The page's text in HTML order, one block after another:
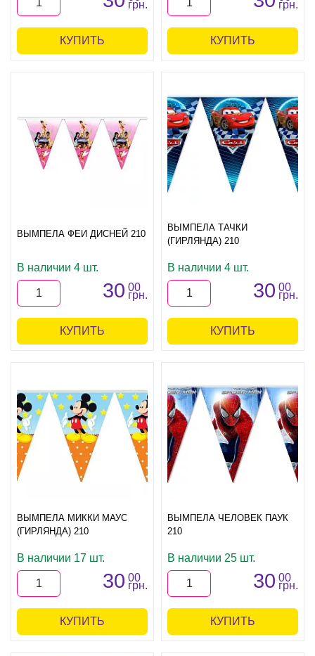
грн.
КУПИТЬ
грн.
КУПИТЬ
ВЫМПЕЛА ФЕИ ДИСНЕЙ 210
В наличии 4 шт.
30 00
грн.
КУПИТЬ
ВЫМПЕЛА ТАЧКИ
(ГИРЛЯНДА) 210
В наличии 4 шт.
30 00
грн.
КУПИТЬ
ВЫМПЕЛА МИККИ МАУС
(ГИРЛЯНДА) 210
В наличии 17 шт.
30 00
грн.
КУПИТЬ
ВЫМПЕЛА ЧЕЛОВЕК ПАУК
210
В наличии 25 шт.
30 00
грн.
КУПИТЬ